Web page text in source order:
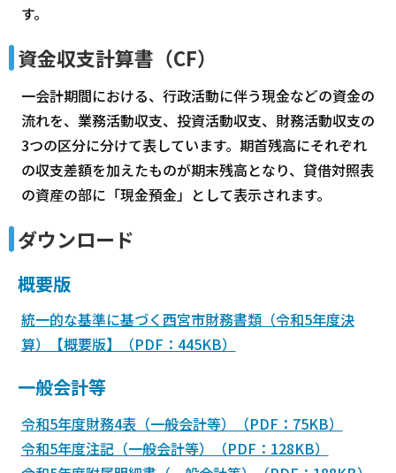
す。
資金収支計算書（CF）
一会計期間における、行政活動に伴う現金などの資金の
流れを、業務活動収支、投資活動収支、財務活動収支の
3つの区分に分けて表しています。期首残高にそれぞれ
の収支差額を加えたものが期末残高となり、貸借対照表
の資産の部に「現金預金」として表示されます。
ダウンロード
概要版
統一的な基準に基づく西宮市財務書類（令和5年度決
算）【概要版】（PDF：445KB）
一般会計等
令和5年度財務4表（一般会計等）（PDF：75KB）
令和5年度注記（一般会計等）（PDF：128KB）